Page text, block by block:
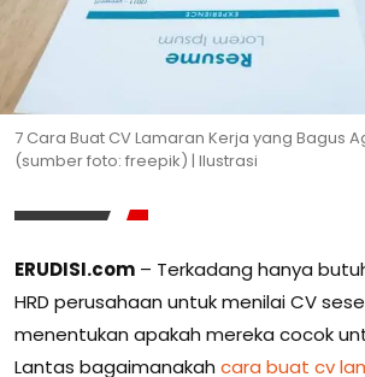
7 Cara Buat CV Lamaran Kerja yang Bagus
(sumber foto: freepik) | Ilustrasi
ERUDISI.com – Terkadang hanya
HRD perusahaan untuk menilai CV
menentukan apakah mereka cocok
Lantas bagaimanakah cara buat cv